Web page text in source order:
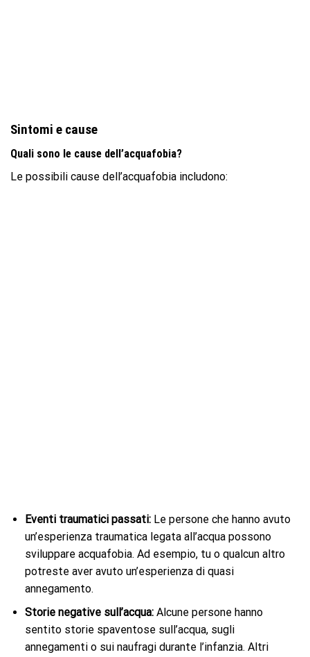
Sintomi e cause
Quali sono le cause dell’acquafobia?
Le possibili cause dell’acquafobia includono:
Eventi traumatici passati:Le persone che hanno avuto
un’esperienza traumatica legata all’acqua possono
sviluppare acquafobia. Ad esempio, tu o qualcun altro
potreste aver avuto un’esperienza di quasi
annegamento.
Storie negative sull’acqua:Alcune persone hanno
sentito storie spaventose sull’acqua, sugli
annegamenti o sui naufragi durante l’infanzia. Altri